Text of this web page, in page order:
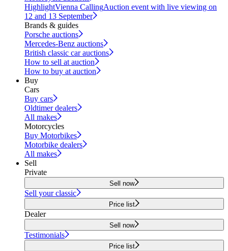
HighlightVienna CallingAuction event with live viewing on
12 and 13 September
Brands & guides
Porsche auctions
Mercedes-Benz auctions
British classic car auctions
How to sell at auction
How to buy at auction
Buy
Cars
Buy cars
Oldtimer dealers
All makes
Motorcycles
Buy Motorbikes
Motorbike dealers
All makes
Sell
Private
Sell now
Sell your classic
Price list
Dealer
Sell now
Testimonials
Price list